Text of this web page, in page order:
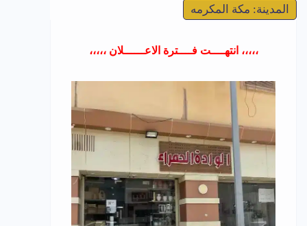
المدينة: مكة المكرمه
،،،،، انتهــــت فــــترة الاعــــــلان ،،،،،